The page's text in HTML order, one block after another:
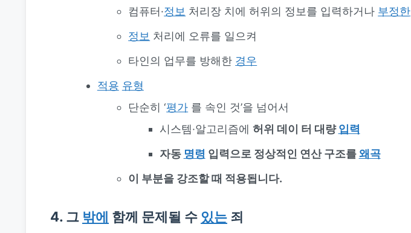
컴퓨터·정보 처리장 치에 허위의 정보를 입력하거나 부정한
정보 처리에 오류를 일으켜
타인의 업무를 방해한 경우
적용 유형
단순히 ‘평가 를 속인 것’을 넘어서
시스템·알고리즘에 허위 데이 터 대량입력
자동 명령 입력으로 정상적인 연산 구조를왜곡
이 부분을 강조할 때 적용됩니다.
4. 그 밖에 함께 문제될 수 있는 죄